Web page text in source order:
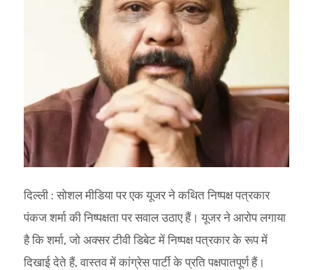
दिल्ली : सोशल मीडिया पर एक यूजर ने कथित निष्पक्ष पत्रकार
पंकज शर्मा की निष्पक्षता पर सवाल उठाए हैं। यूजर ने आरोप लगाया
है कि शर्मा, जो अक्सर टीवी डिबेट में निष्पक्ष पत्रकार के रूप में
दिखाई देते हैं, वास्तव में कांग्रेस पार्टी के प्रति पक्षपातपूर्ण हैं।